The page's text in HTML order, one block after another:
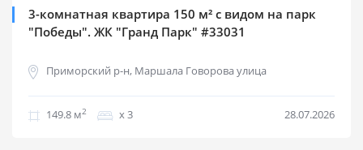
3-комнатная квартира 150 м² с видом на парк
"Победы". ЖК "Гранд Парк" #33031
Приморский р-н, Маршала Говорова улица
149.8 м2 х 3 28.07.2026